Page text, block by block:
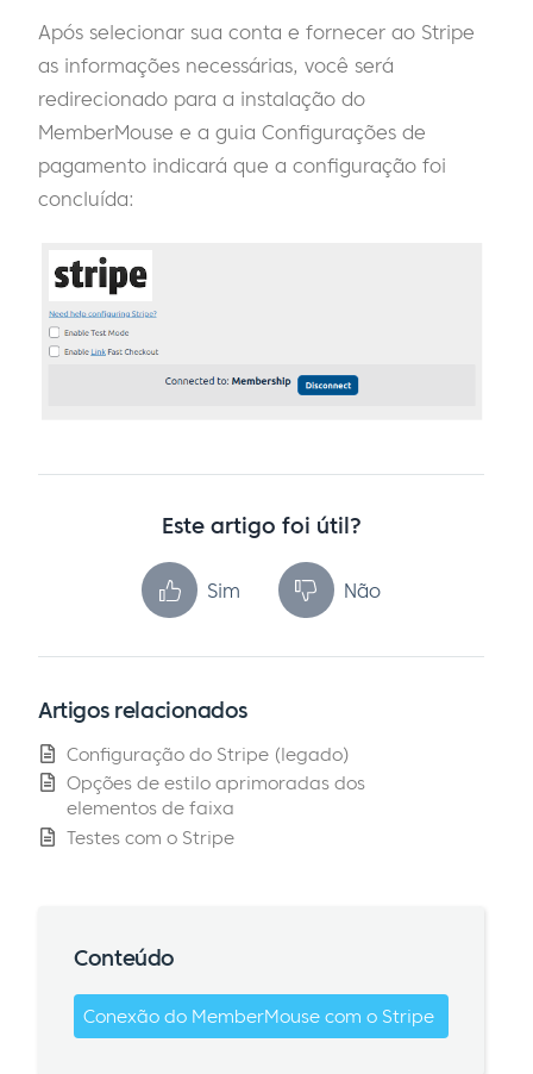
Após selecionar sua conta e fornecer ao Stripe
as informações necessárias, você será
redirecionado para a instalação do
MemberMouse e a guia Configurações de
pagamento indicará que a configuração foi
concluída:
Este artigo foi útil?
Sim Não
Artigos relacionados
Configuração do Stripe (legado)
Opções de estilo aprimoradas dos
elementos de faixa
Testes com o Stripe
Conteúdo
Conexão do MemberMouse com o Stripe